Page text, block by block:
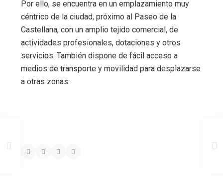
Por ello, se encuentra en un emplazamiento muy
céntrico de la ciudad, próximo al Paseo de la
Castellana, con un amplio tejido comercial, de
actividades profesionales, dotaciones y otros
servicios. También dispone de fácil acceso a
medios de transporte y movilidad para desplazarse
a otras zonas.